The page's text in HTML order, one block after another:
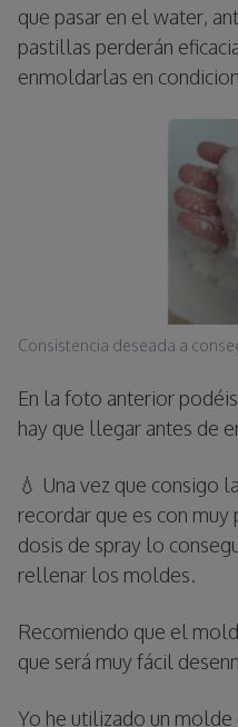
que pasar en el water,
pastillas perderán
enmoldarlas en
Consistencia deseada a
En la foto anterior
hay que llegar antes de
💧 Una vez que consigo
recordar que es con muy
dosis de spray lo
rellenar los moldes.
Recomiendo que el
que será muy fácil
Yo he utilizado un